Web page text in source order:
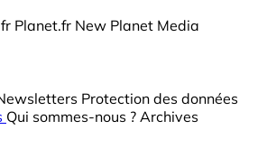
Planet.fr New Planet Media
Protection des données
Qui sommes-nous ? Archives